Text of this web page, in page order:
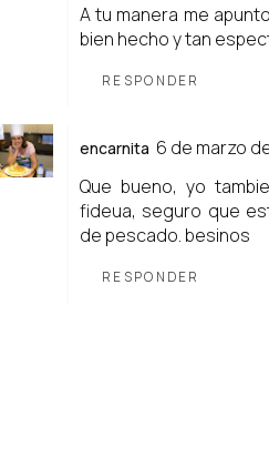
A tu manera me
bien hecho y tan
RESPONDER
encarnita 6 de marzo
Que bueno, yo
fideua, seguro que
de pescado. besinos
RESPONDER